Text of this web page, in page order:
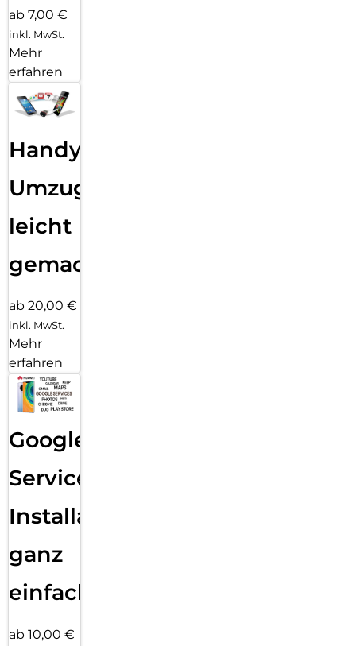
ab 7,00 €
inkl. MwSt.
Mehr
erfahren
Handy
Umzug
leicht
gemacht!
ab 20,00 €
inkl. MwSt.
Mehr
erfahren
Google
Services
Installation
ganz
einfach
ab 10,00 €